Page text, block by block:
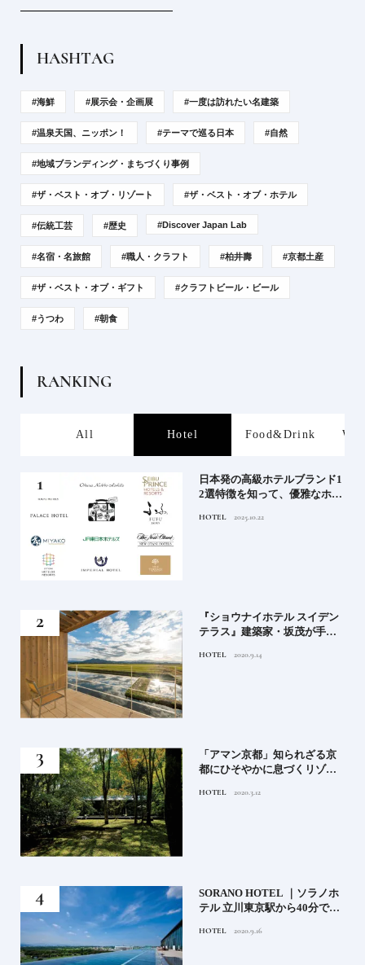
HASHTAG
#海鮮 #展示会・企画展 #一度は訪れたい名建築
#温泉天国、ニッポン！ #テーマで巡る日本 #自然
#地域ブランディング・まちづくり事例
#ザ・ベスト・オブ・リゾート #ザ・ベスト・オブ・ホテル
#伝統工芸 #歴史 #Discover Japan Lab
#名宿・名旅館 #職人・クラフト #柏井壽 #京都土産
#ザ・ベスト・オブ・ギフト #クラフトビール・ビール
#うつわ #朝食
RANKING
All Hotel Food&Drink
日本発の高級ホテルブランド1
2選特徴を知って、優雅なホテ
ンド大解剖①
HOTEL 2025.10.22
『ショウナイホテル スイデン
テラス』建築家・坂茂が手掛
シンボル
HOTEL 2020.9.14
「アマン京都」知られざる京
都にひそやかに息づくリゾー
HOTEL 2020.3.12
SORANO HOTEL ｜ソラノホ
テル 立川東京駅から40分で行
HOTEL 2020.9.16